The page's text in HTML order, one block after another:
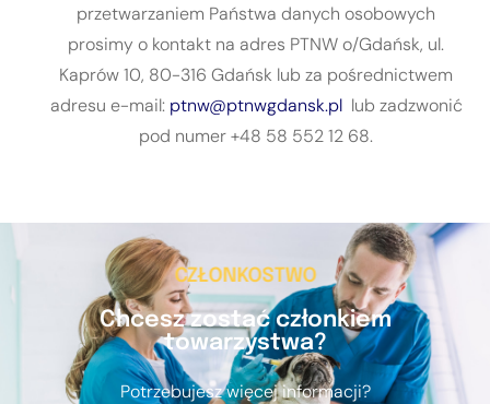
przetwarzaniem Państwa danych osobowych
prosimy o kontakt na adres PTNW o/Gdańsk, ul.
Kaprów 10, 80-316 Gdańsk lub za pośrednictwem
adresu e-mail: ptnw@ptnwgdansk.pllub zadzwonić
pod numer +48 58 552 12 68.
CZŁONKOSTWO
Chcesz zostać członkiem
towarzystwa?
Potrzebujesz więcej informacji?